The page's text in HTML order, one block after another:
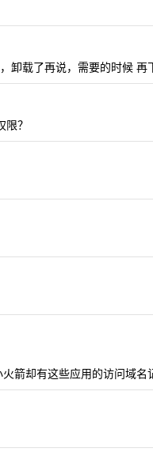
卸载了再说，需要的时候 再
？
箭却有这些应用的访问域名